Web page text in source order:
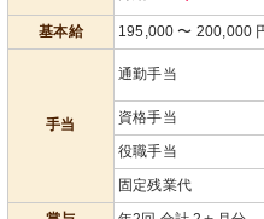
基本給 195,000 〜 200,000
手当
通勤手当
資格手当
役職手当
固定残業代